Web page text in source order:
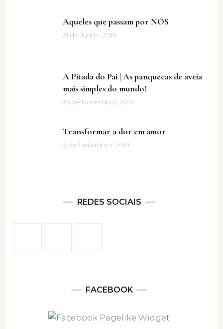
Aqueles que passam por NÓS
21 de Junho, 2019
A Pitada do Pai | As panquecas de aveia
mais simples do mundo!
25 de Novembro, 2019
Transformar a dor em amor
4 de Setembro, 2019
REDES SOCIAIS
FACEBOOK